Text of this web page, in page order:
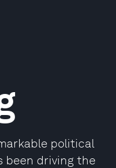
political
been driving the